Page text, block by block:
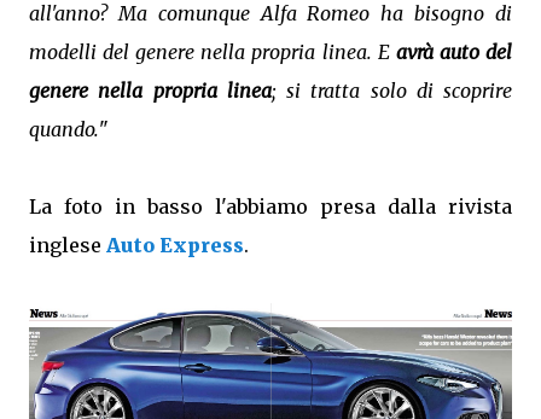
all'anno? Ma comunque Alfa Romeo ha bisogno di
modelli del genere nella propria linea. E avrà auto del
genere nella propria linea; si tratta solo di scoprire
quando."
La foto in basso l'abbiamo presa dalla rivista
inglese Auto Express.